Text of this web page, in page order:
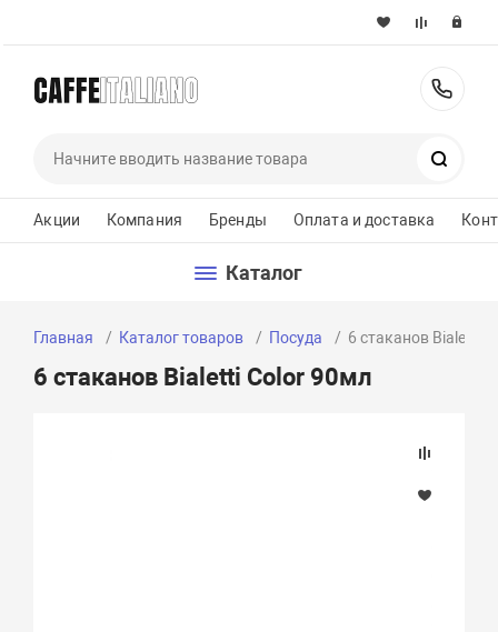
Акции Компания Бренды Оплата и доставка
Каталог
Главная Каталог товаров Посуда 6 стаканов Bialetti
6 стаканов Bialetti Color 90мл